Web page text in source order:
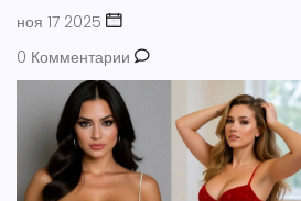
ноя 17 2025
0 Комментарии